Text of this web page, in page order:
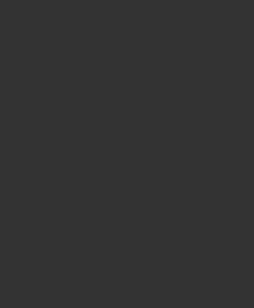
Eau de Parfum 50ml